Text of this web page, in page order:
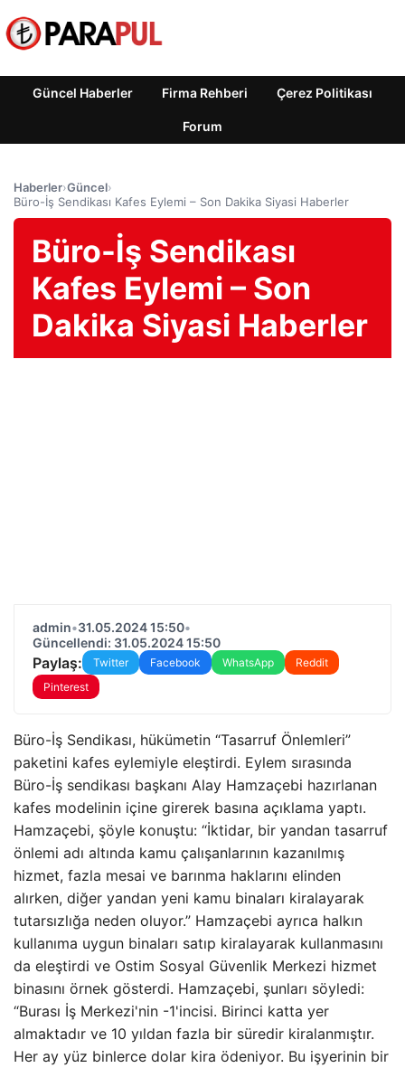
Güncel Haberler Firma Rehberi Çerez Politikası
Forum
Haberler›Güncel›
Büro-İş Sendikası Kafes Eylemi – Son Dakika Siyasi Haberler
Büro-İş Sendikası
Kafes Eylemi – Son
Dakika Siyasi Haberler
admin•31.05.2024 15:50•
Güncellendi: 31.05.2024 15:50
Paylaş: Twitter Facebook WhatsApp
Reddit
Pinterest
Büro-İş Sendikası, hükümetin “Tasarruf Önlemleri”
paketini kafes eylemiyle eleştirdi. Eylem sırasında
Büro-İş sendikası başkanı Alay Hamzaçebi hazırlanan
kafes modelinin içine girerek basına açıklama yaptı.
Hamzaçebi, şöyle konuştu: “İktidar, bir yandan tasarruf
önlemi adı altında kamu çalışanlarının kazanılmış
hizmet, fazla mesai ve barınma haklarını elinden
alırken, diğer yandan yeni kamu binaları kiralayarak
tutarsızlığa neden oluyor.” Hamzaçebi ayrıca halkın
kullanıma uygun binaları satıp kiralayarak kullanmasını
da eleştirdi ve Ostim Sosyal Güvenlik Merkezi hizmet
binasını örnek gösterdi. Hamzaçebi, şunları söyledi:
“Burası İş Merkezi'nin -1'incisi. Birinci katta yer
almaktadır ve 10 yıldan fazla bir süredir kiralanmıştır.
Her ay yüz binlerce dolar kira ödeniyor. Bu işyerinin bir